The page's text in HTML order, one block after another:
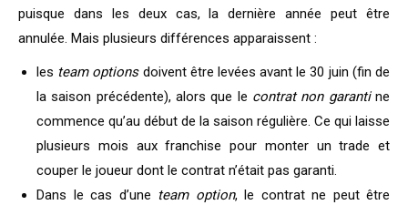
puisque dans les deux cas, la dernière année peut être
annulée. Mais plusieurs différences apparaissent :
les team optionsdoivent être levées avant le 30 juin (fin de
la saison précédente), alors que le contrat non garantine
commence qu’au début de la saison régulière. Ce qui laisse
plusieurs mois aux franchise pour monter un trade et
couper le joueur dont le contrat n’était pas garanti.
Dans le cas d’une team option, le contrat ne peut être